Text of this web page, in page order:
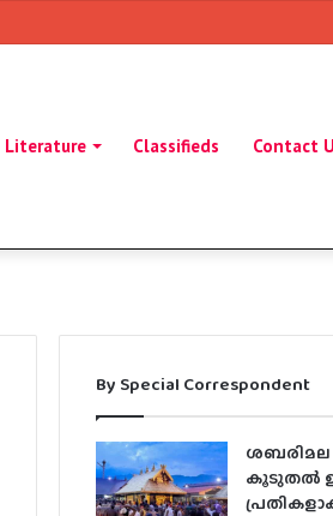
Literature Classifieds Contact
By Special Correspondent
ശബരിമല
കൂടുതൽ